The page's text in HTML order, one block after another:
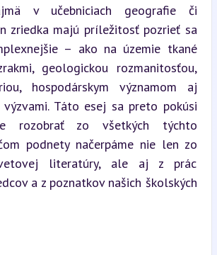
v učebniciach geografie či
zriedka majú príležitosť pozrieť sa
– ako na územie tkané
geologickou rozmanitosťou,
hospodárskym významom aj
výzvami. Táto esej sa preto pokúsi
rozobrať zo všetkých týchto
podnety načerpáme nie len zo
literatúry, ale aj z prác
a z poznatkov našich školských